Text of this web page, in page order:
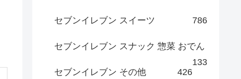
セブンイレブン スイーツ 786
セブンイレブン スナック 惣菜 おでん
133
セブンイレブン その他
426